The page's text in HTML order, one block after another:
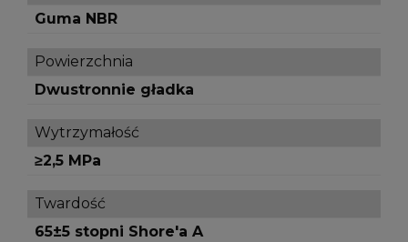
Guma NBR
Powierzchnia
Dwustronnie gładka
Wytrzymałość
≥2,5 MPa
Twardość
65±5 stopni Shore'a A